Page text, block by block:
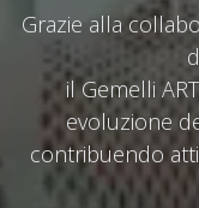
Grazie alla
il Gemelli
evoluzione
contribuendo